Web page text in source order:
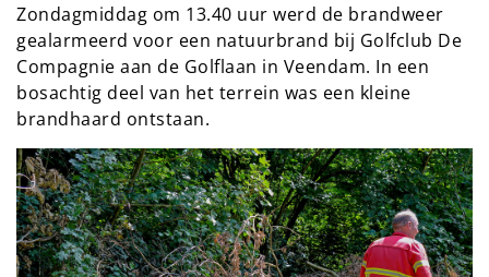
Zondagmiddag om 13.40 uur werd de brandweer
gealarmeerd voor een natuurbrand bij Golfclub De
Compagnie aan de Golflaan in Veendam. In een
bosachtig deel van het terrein was een kleine
brandhaard ontstaan.